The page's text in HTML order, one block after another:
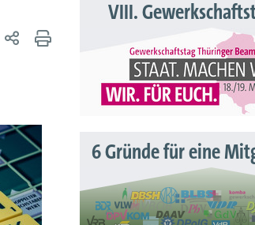
VIII.
6 Gründe für eine